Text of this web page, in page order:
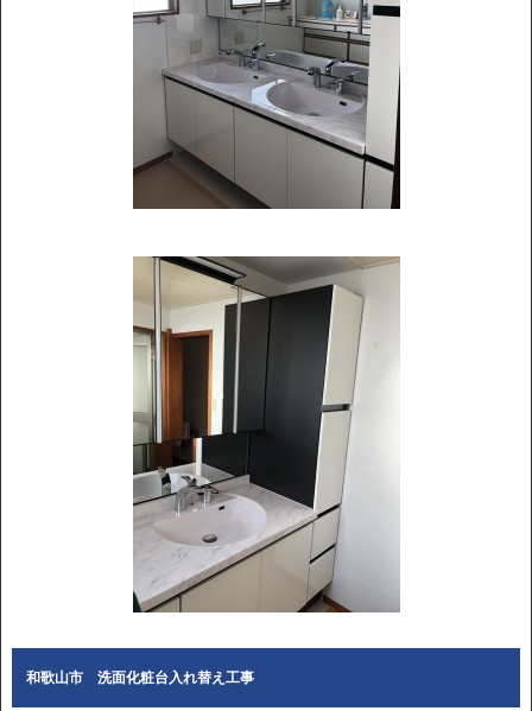
和歌山市 洗面化粧台入れ替え工事